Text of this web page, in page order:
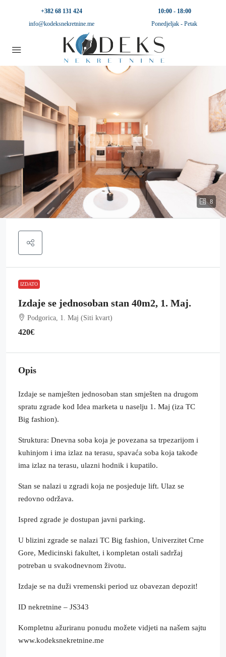
+382 68 131 424
info@kodeksnekretnine.me
10:00 - 18:00
Ponedjeljak - Petak
8
IZDATO
Izdaje se jednosoban stan 40m2, 1. Maj.
Podgorica, 1. Maj (Siti kvart)
420€
Opis
Izdaje se namješten jednosoban stan smješten na drugom
spratu zgrade kod Idea marketa u naselju 1. Maj (iza TC
Big fashion).
Struktura: Dnevna soba koja je povezana sa trpezarijom i
kuhinjom i ima izlaz na terasu, spavaća soba koja takođe
ima izlaz na terasu, ulazni hodnik i kupatilo.
Stan se nalazi u zgradi koja ne posjeduje lift. Ulaz se
redovno održava.
Ispred zgrade je dostupan javni parking.
U blizini zgrade se nalazi TC Big fashion, Univerzitet Crne
Gore, Medicinski fakultet, i kompletan ostali sadržaj
potreban u svakodnevnom životu.
Izdaje se na duži vremenski period uz obavezan depozit!
ID nekretnine – JS343
Kompletnu ažuriranu ponudu možete vidjeti na našem sajtu
www.kodeksnekretnine.me